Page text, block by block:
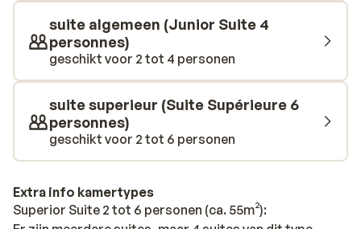
suite algemeen (Junior Suite 4
personnes)
geschikt voor 2 tot 4 personen
suite superieur (Suite Supérieure 6
personnes)
geschikt voor 2 tot 6 personen
Extra info kamertypes
Superior Suite 2 tot 6 personen (ca. 55m²):